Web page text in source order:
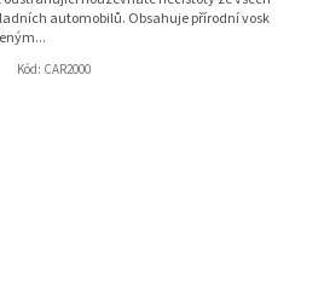
automobilů. Obsahuje přírodní vosk
Kód: CAR2000